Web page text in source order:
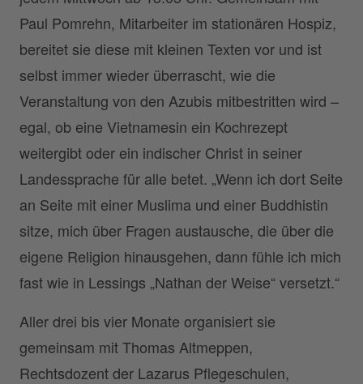
Paul Pomrehn, Mitarbeiter im stationären Hospiz,
bereitet sie diese mit kleinen Texten vor und ist
selbst immer wieder überrascht, wie die
Veranstaltung von den Azubis mitbestritten wird –
egal, ob eine Vietnamesin ein Kochrezept
weitergibt oder ein indischer Christ in seiner
Landessprache für alle betet. „Wenn ich dort Seite
an Seite mit einer Muslima und einer Buddhistin
sitze, mich über Fragen austausche, die über die
eigene Religion hinausgehen, dann fühle ich mich
fast wie in Lessings „Nathan der Weise“ versetzt.“
Aller drei bis vier Monate organisiert sie
gemeinsam mit Thomas Altmeppen,
Rechtsdozent der Lazarus Pflegeschulen,